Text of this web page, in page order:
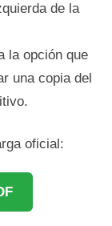
de la
la opción que
una copia del
oficial: